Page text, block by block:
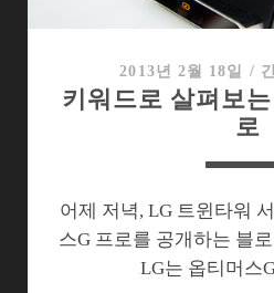
2013년 2월 18일 /
키워드로 살펴보
로
어제 저녁, LG 트윈타워
스G 프로를 공개하는 블
LG는 옵티머스